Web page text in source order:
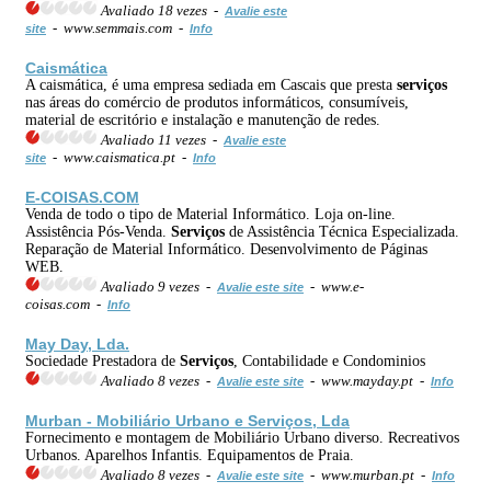
Avaliado 18 vezes - Avalie este
site - www.semmais.com - Info
Caismática
A caismática, é uma empresa sediada em Cascais que presta serviços
nas áreas do comércio de produtos informáticos, consumíveis,
material de escritório e instalação e manutenção de redes.
Avaliado 11 vezes - Avalie este
site - www.caismatica.pt - Info
E-COISAS.COM
Venda de todo o tipo de Material Informático. Loja on-line.
Assistência Pós-Venda. Serviços de Assistência Técnica Especializada.
Reparação de Material Informático. Desenvolvimento de Páginas
WEB.
Avaliado 9 vezes - Avalie este site - www.e-
coisas.com - Info
May Day, Lda.
Sociedade Prestadora de Serviços , Contabilidade e Condominios
Avaliado 8 vezes - Avalie este site - www.mayday.pt - Info
Murban - Mobiliário Urbano e Serviços, Lda
Fornecimento e montagem de Mobiliário Urbano diverso. Recreativos
Urbanos. Aparelhos Infantis. Equipamentos de Praia.
Avaliado 8 vezes - Avalie este site - www.murban.pt - Info